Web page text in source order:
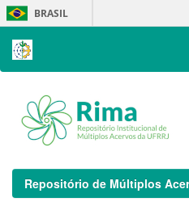
Skip
navigation
BRASIL
Repositório de Múltiplos